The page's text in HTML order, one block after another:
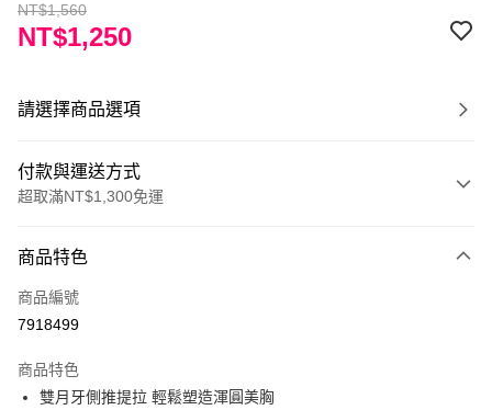
NT$1,560
NT$1,250
請選擇商品選項
付款與運送方式
超取滿NT$1,300免運
信用卡一次付款
超商取貨付款
運送方式
全家取貨付款
商品特色
商品編號
7918499
商品特色
雙月牙側推提拉 輕鬆塑造渾圓美胸